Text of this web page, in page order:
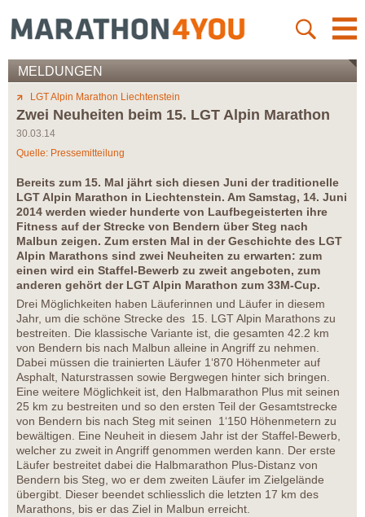
MELDUNGEN
LGT Alpin Marathon Liechtenstein
Zwei Neuheiten beim 15. LGT Alpin Marathon
30.03.14
Quelle: Pressemitteilung
Bereits zum 15. Mal jährt sich diesen Juni der traditionelle
LGT Alpin Marathon in Liechtenstein. Am Samstag, 14. Juni
2014 werden wieder hunderte von Laufbegeisterten ihre
Fitness auf der Strecke von Bendern über Steg nach
Malbun zeigen. Zum ersten Mal in der Geschichte des LGT
Alpin Marathons sind zwei Neuheiten zu erwarten: zum
einen wird ein Staffel-Bewerb zu zweit angeboten, zum
anderen gehört der LGT Alpin Marathon zum 33M-Cup.
Drei Möglichkeiten haben Läuferinnen und Läufer in diesem
Jahr, um die schöne Strecke des 15. LGT Alpin Marathons zu
bestreiten. Die klassische Variante ist, die gesamten 42.2 km
von Bendern bis nach Malbun alleine in Angriff zu nehmen.
Dabei müssen die trainierten Läufer 1‘870 Höhenmeter auf
Asphalt, Naturstrassen sowie Bergwegen hinter sich bringen.
Eine weitere Möglichkeit ist, den Halbmarathon Plus mit seinen
25 km zu bestreiten und so den ersten Teil der Gesamtstrecke
von Bendern bis nach Steg mit seinen 1‘150 Höhenmetern zu
bewältigen. Eine Neuheit in diesem Jahr ist der Staffel-Bewerb,
welcher zu zweit in Angriff genommen werden kann. Der erste
Läufer bestreitet dabei die Halbmarathon Plus-Distanz von
Bendern bis Steg, wo er dem zweiten Läufer im Zielgelände
übergibt. Dieser beendet schliesslich die letzten 17 km des
Marathons, bis er das Ziel in Malbun erreicht.